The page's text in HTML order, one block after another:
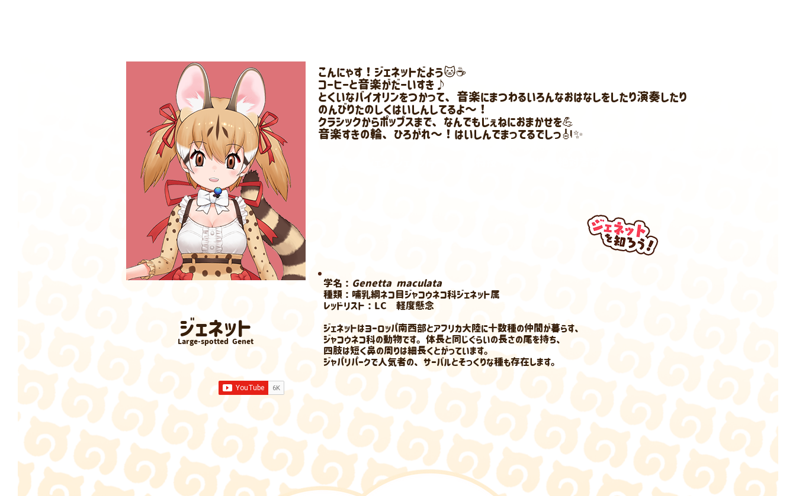
学名： Genetta maculata
種類：哺乳綱ネコ目ジャコウネコ科ジェネット属
レッドリスト：LC 軽度懸念
ジェネットはヨーロッパ南西部とアフリカ大陸に十数種の仲間が暮らす、
ジャコウネコ科の動物です。体長と同じぐらいの長さの尾を持ち、
四肢は短く鼻の周りは細長くとがっています。
ジャパリパークで人気者の、サーバルとそっくりな種も存在します。
こんにゃす！ジェネットだよう🐱☕️
コーヒーと音楽がだーいすき♪
とくいなバイオリンをつかって、音楽にまつわるいろんなおはなしをしたり演奏したり
のんびりたのしくはいしんしてるよ〜！
クラシックからポップスまで、なんでもじぇねにおまかせを💪
音楽すきの輪、ひろがれ〜！はいしんでまってるでしっ🎻✨
​ジェネット
Large-spotted Genet